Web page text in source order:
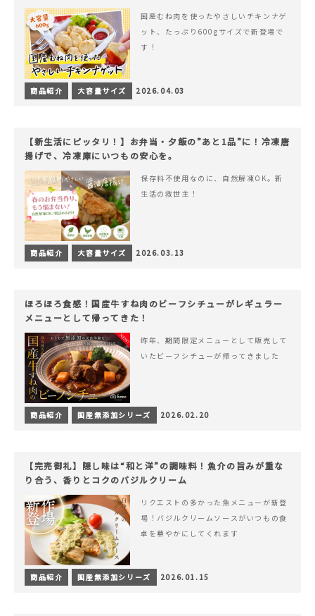
国産むね肉を使ったやさしいチキンナゲ
ット、たっぷり600gサイズで新登場で
す！
商品紹介 大容量サイズ 2026.04.03
【新生活にピッタリ！】お弁当・夕飯の”あと1品”に！冷凍唐
揚げで、冷凍庫にいつもの安心を。
保存料不使用なのに、自然解凍OK。新
生活の救世主！
商品紹介 大容量サイズ 2026.03.13
ほろほろ食感！国産牛すね肉のビーフシチューがレギュラー
メニューとして帰ってきた！
昨年、期間限定メニューとして販売して
いたビーフシチューが帰ってきました
商品紹介 国産無添加シリーズ 2026.02.20
【完売御礼】隠し味は“和と洋”の調味料！魚介の旨みが重な
り合う、香りとコクのバジルクリーム
リクエストの多かった魚メニューが新登
場！バジルクリームソースがいつもの食
卓を華やかにしてくれます
商品紹介 国産無添加シリーズ 2026.01.15